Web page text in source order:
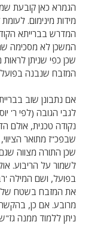
הגמרא כאן קובעת
מידות מינימום.
המדרש בברייתא
המשכן לא מסכימה
שכן כפי שניתן
המזבח שנבנה
אם נתבונן שוב
לגבי הגובה (לפי ר'
נקודה טכנית, אולם
שבפכ"ז מתואר
שכן התורה מצווה
לשמור על הריבוע.
בפועל, ושם המילה
את המזבח בשטח של
מרובע. אם כן,
ניתן ללמוד ממנה